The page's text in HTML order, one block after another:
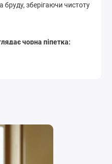
бруду, зберігаючи чистоту
чорна піпетка: